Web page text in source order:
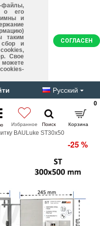
файлы,
о его
и
таким
сбор и
Свое
СОГЛАСЕН
Русский
0
BAULuke ST30x50
-25 %